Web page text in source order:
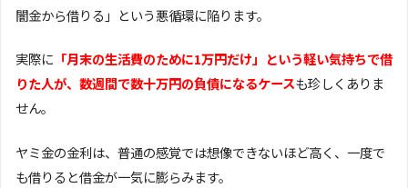
闇金から借りる」という悪循環に陥ります。
実際に 「月末の生活費のために1万円だけ」という軽い気持ちで借
りた人が、数週間で数十万円の負債になるケースも珍しくありま
せん。
ヤミ金の金利は、普通の感覚では想像できないほど高く、一度で
も借りると借金が一気に膨らみます。